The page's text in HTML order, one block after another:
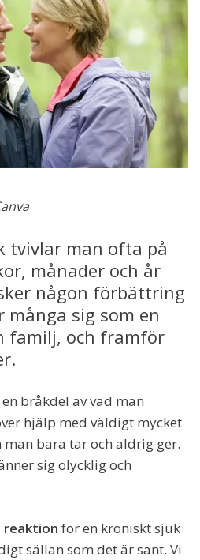
tvivlar man ofta på
månader och år
någon förbättring
många sig som en
familj, och framför
bråkdel av vad man
hjälp med väldigt mycket
bara tar och aldrig ger.
sig olycklig och
reaktion för en kroniskt sjuk
sällan som det är sant. Vi